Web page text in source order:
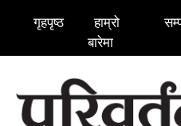
गृहपृष्ठ
हाम्रो
बारेमा